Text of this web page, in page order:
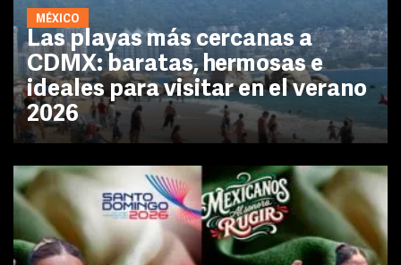
MÉXICO
Las playas más cercanas a
CDMX: baratas, hermosas e
ideales para visitar en el verano
2026